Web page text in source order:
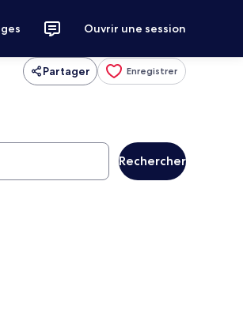
Ouvrir une session
Partager Enregistrer
Rechercher